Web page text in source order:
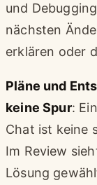
und
nächsten
erklären oder
Pläne und
keine Spur:
Chat ist keine
Im Review
Lösung